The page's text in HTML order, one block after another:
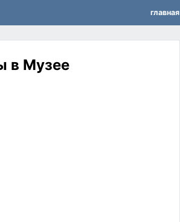
главная
в Музее